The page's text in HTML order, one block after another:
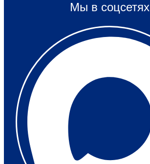
Мы в соцсетях